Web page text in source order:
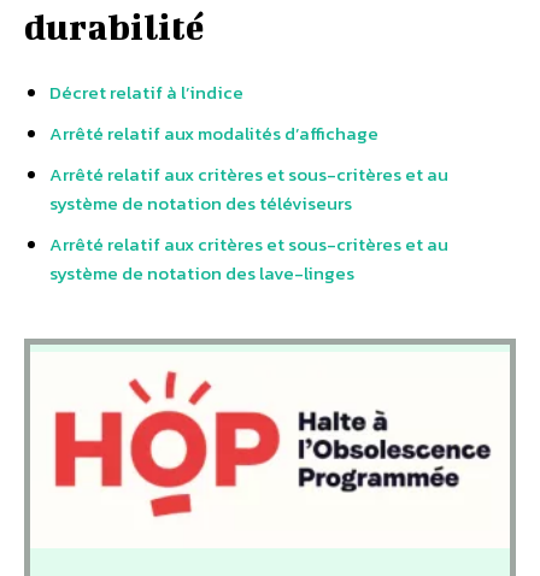
durabilité
Décret relatif à l’indice
Arrêté relatif aux modalités d’affichage
Arrêté relatif aux critères et sous-critères et au
système de notation des téléviseurs
Arrêté relatif aux critères et sous-critères et au
système de notation des lave-linges